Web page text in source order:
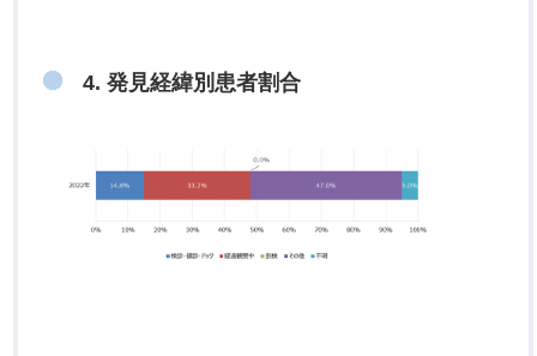
4. 発見経緯別患者割合